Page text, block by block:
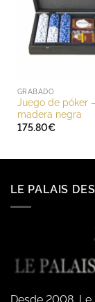
GRABADO
Juego de póker
madera negra
175.80€
LE PALAIS